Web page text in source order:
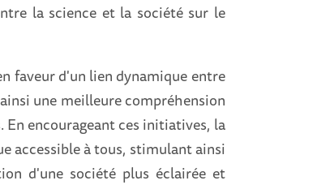
la science et la société sur le
faveur d'un lien dynamique entre
une meilleure compréhension
encourageant ces initiatives, la
accessible à tous, stimulant ainsi
d'une société plus éclairée et